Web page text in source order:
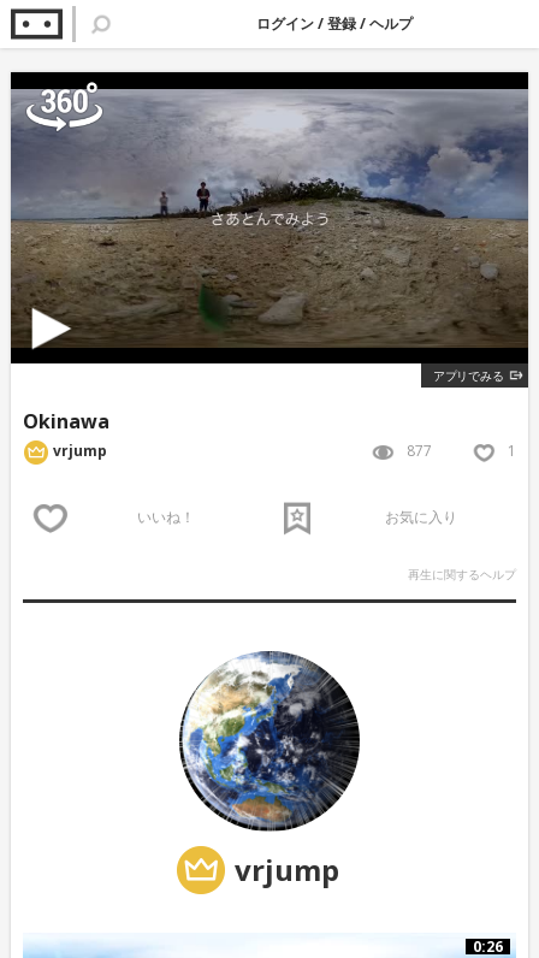
ログイン/登録/ヘルプ
アプリでみる
Okinawa
vrjump 877 1
いいね！ お気に入り
再生に関するヘルプ
vrjump
0:26